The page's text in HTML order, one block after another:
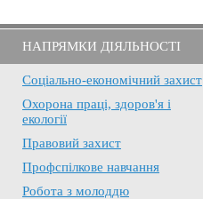
НАПРЯМКИ ДІЯЛЬНОСТІ
Соціально-економічний захист
Охорона праці, здоров'я і
екології
Правовий захист
Профспілкове навчання
Робота з молоддю